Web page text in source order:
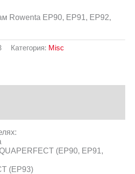
Rowenta EP90, EP91, EP92,
Категория: Misc
(EP90, EP91,
(EP93)